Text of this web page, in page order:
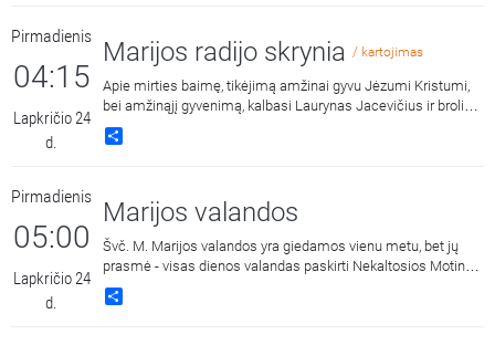
Pirmadienis
04:15
Lapkričio 24
d.
Marijos radijo skrynia / kartojimas
Apie mirties baimę, tikėjimą amžinai gyvu Jėzumi Kristumi,
bei amžinąjį gyvenimą, kalbasi Laurynas Jacevičius ir brolis
kunigas Gediminas Numgaudis OFM. Laidos įrašas darytas
2023 metais Pakūtuvėnų Pranciškonų vienuolyne.
Pirmadienis
05:00
Lapkričio 24
d.
Marijos valandos
Švč. M. Marijos valandos yra giedamos vienu metu, bet jų
prasmė - visas dienos valandas paskirti Nekaltosios Motinos
šlovei.